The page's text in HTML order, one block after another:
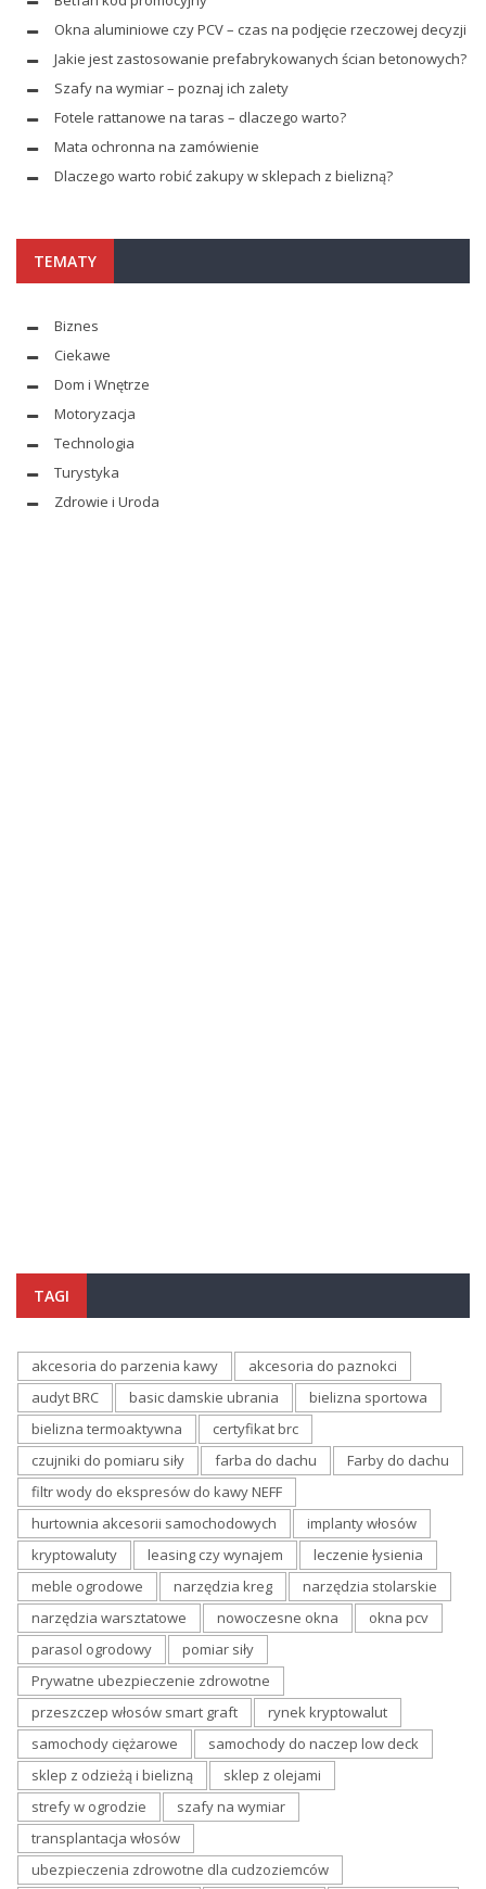
Okna aluminiowe czy PCV – czas na podjęcie rzeczowej decyzji
Jakie jest zastosowanie prefabrykowanych ścian betonowych?
Szafy na wymiar – poznaj ich zalety
Fotele rattanowe na taras – dlaczego warto?
Mata ochronna na zamówienie
Dlaczego warto robić zakupy w sklepach z bielizną?
TEMATY
Biznes
Ciekawe
Dom i Wnętrze
Motoryzacja
Technologia
Turystyka
Zdrowie i Uroda
TAGI
akcesoria do parzenia kawy
akcesoria do paznokci
audyt BRC
basic damskie ubrania
bielizna sportowa
bielizna termoaktywna
certyfikat brc
czujniki do pomiaru siły
farba do dachu
Farby do dachu
filtr wody do ekspresów do kawy NEFF
hurtownia akcesorii samochodowych
implanty włosów
kryptowaluty
leasing czy wynajem
leczenie łysienia
meble ogrodowe
narzędzia kreg
narzędzia stolarskie
narzędzia warsztatowe
nowoczesne okna
okna pcv
parasol ogrodowy
pomiar siły
Prywatne ubezpieczenie zdrowotne
przeszczep włosów smart graft
rynek kryptowalut
samochody ciężarowe
samochody do naczep low deck
sklep z odzieżą i bielizną
sklep z olejami
strefy w ogrodzie
szafy na wymiar
transplantacja włosów
ubezpieczenia zdrowotne dla cudzoziemców